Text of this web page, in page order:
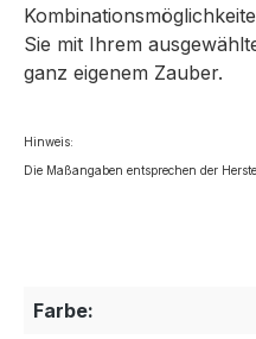
Sie mit Ihrem
ganz eigenem Zauber.
Hinweis:
Die Maßangaben entsprechen der
Farbe: